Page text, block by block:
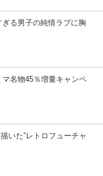
る男子の純情ラブに胸
名物45％増量キャンペ
いた”レトロフューチャ